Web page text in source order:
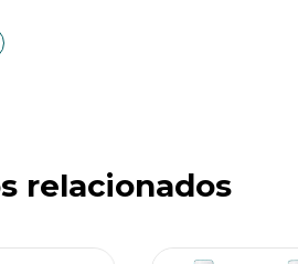
relacionados